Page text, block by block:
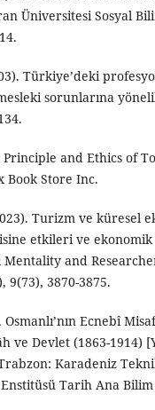
Üniversitesi Sosyal
Türkiye’deki
sorunlarına
Principle and Ethics of
Book Store Inc.
Turizm ve küresel
etkileri ve ekonomik
Mentality and
9(73), 3870-3875.
Osmanlı’nın Ecnebî
ve Devlet (1863-1914)
Karadeniz
Tarih Ana Bilim